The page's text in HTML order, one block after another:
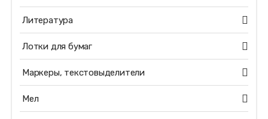
Литература
Лотки для бумаг
Маркеры, текстовыделители
Мел